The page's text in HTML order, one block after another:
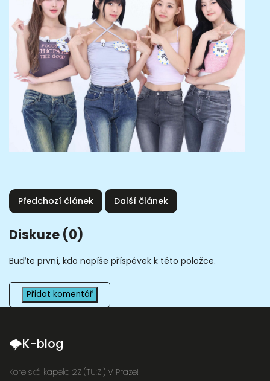
Předchozí článek Další článek
Diskuze (0)
Buďte první, kdo napíše příspěvek k této položce.
Přidat komentář
🌩K-blog
Korejská kapela 2Z (TU:ZI) V Praze!